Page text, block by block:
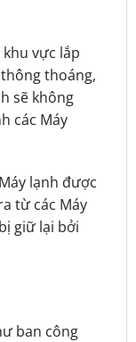
khu vực lắp
thoáng,
sẽ không
các Máy
lạnh được
từ các Máy
giữ lại bởi
ban công